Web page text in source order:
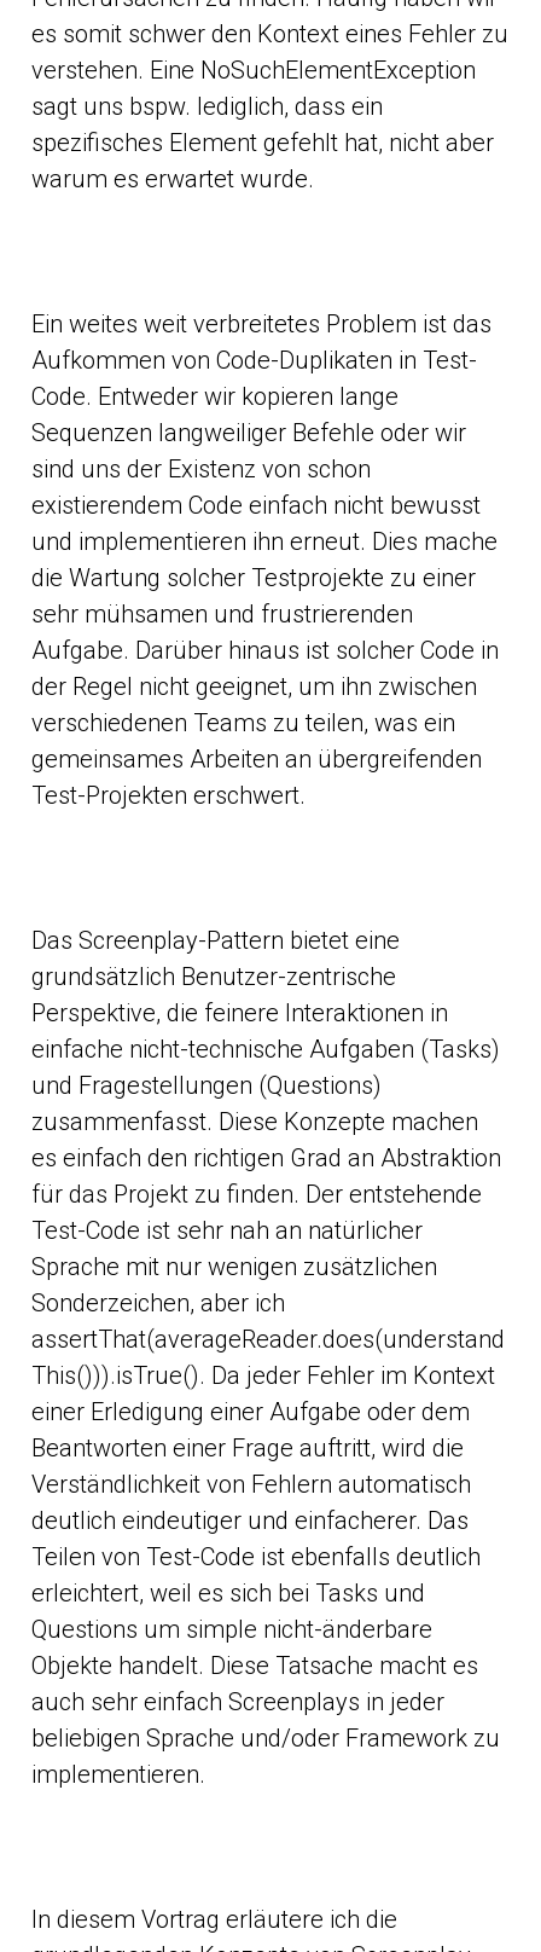
es somit schwer den Kontext eines Fehler zu
verstehen. Eine NoSuchElementException
sagt uns bspw. lediglich, dass ein
spezifisches Element gefehlt hat, nicht aber
warum es erwartet wurde.
Ein weites weit verbreitetes Problem ist das
Aufkommen von Code-Duplikaten in Test-
Code. Entweder wir kopieren lange
Sequenzen langweiliger Befehle oder wir
sind uns der Existenz von schon
existierendem Code einfach nicht bewusst
und implementieren ihn erneut. Dies mache
die Wartung solcher Testprojekte zu einer
sehr mühsamen und frustrierenden
Aufgabe. Darüber hinaus ist solcher Code in
der Regel nicht geeignet, um ihn zwischen
verschiedenen Teams zu teilen, was ein
gemeinsames Arbeiten an übergreifenden
Test-Projekten erschwert.
Das Screenplay-Pattern bietet eine
grundsätzlich Benutzer-zentrische
Perspektive, die feinere Interaktionen in
einfache nicht-technische Aufgaben (Tasks)
und Fragestellungen (Questions)
zusammenfasst. Diese Konzepte machen
es einfach den richtigen Grad an Abstraktion
für das Projekt zu finden. Der entstehende
Test-Code ist sehr nah an natürlicher
Sprache mit nur wenigen zusätzlichen
Sonderzeichen, aber ich
assertThat(averageReader.does(understand
This())).isTrue(). Da jeder Fehler im Kontext
einer Erledigung einer Aufgabe oder dem
Beantworten einer Frage auftritt, wird die
Verständlichkeit von Fehlern automatisch
deutlich eindeutiger und einfacherer. Das
Teilen von Test-Code ist ebenfalls deutlich
erleichtert, weil es sich bei Tasks und
Questions um simple nicht-änderbare
Objekte handelt. Diese Tatsache macht es
auch sehr einfach Screenplays in jeder
beliebigen Sprache und/oder Framework zu
implementieren.
In diesem Vortrag erläutere ich die